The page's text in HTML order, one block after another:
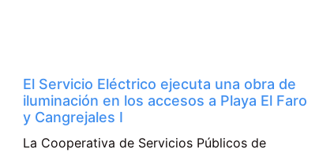
El Servicio Eléctrico ejecuta una obra de
iluminación en los accesos a Playa El Faro
y Cangrejales I
La Cooperativa de Servicios Públicos de